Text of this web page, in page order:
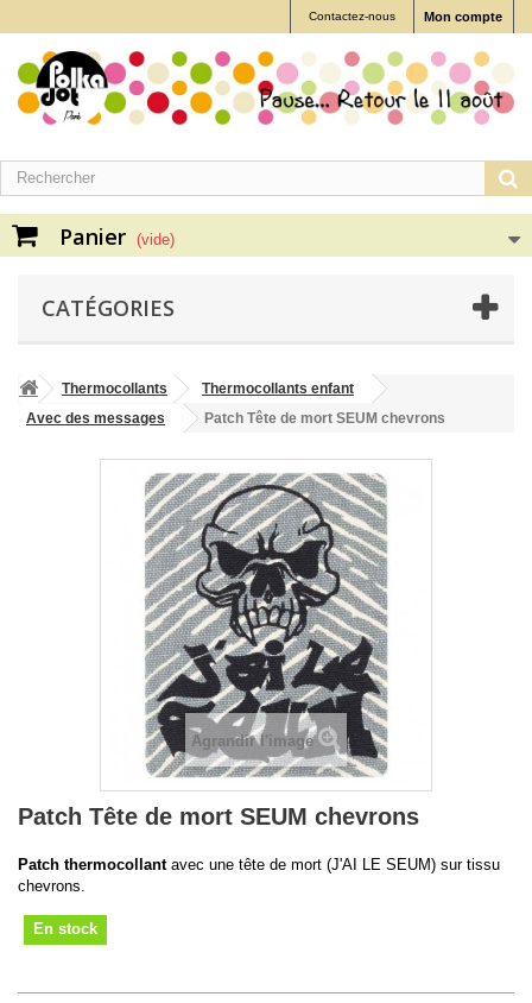
Mon compte
Contactez-nous
Panier (vide)
CATÉGORIES
Thermocollants
Thermocollants enfant
Avec des messages
Patch Tête de mort SEUM chevrons
Agrandir l'image
Patch Tête de mort SEUM chevrons
Patch thermocollantavec une tête de mort (J'AI LE SEUM) sur tissu
chevrons.
En stock